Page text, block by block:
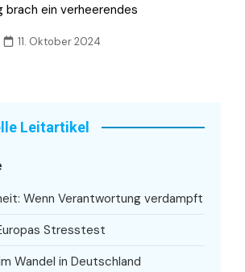
ein verheerendes
11. Oktober 2024
Leitartikel
Wenn Verantwortung verdampft
Stresstest
Wandel in Deutschland